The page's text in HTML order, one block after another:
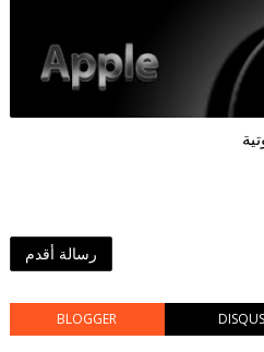
رسالة أقدم
BLOGGER DISQUS